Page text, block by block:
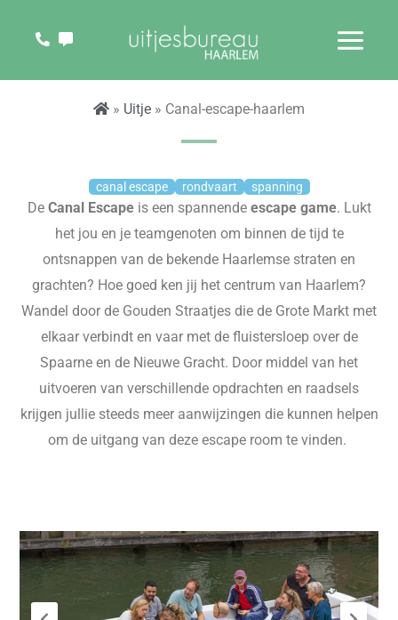
CANAL ESCAPE HAARLEM
» Uitje » Canal-escape-haarlem
canal escape rondvaart spanning
De CanalEscapeis een spannende escape game. Lukt
het jou en je teamgenoten om binnen de tijd te
ontsnappen van de bekende Haarlemse straten en
grachten? Hoe goed ken jij het centrum van Haarlem?
Wandel door de Gouden Straatjes die de Grote Markt met
elkaar verbindt en vaar met de fluistersloep over de
Spaarne en de Nieuwe Gracht. Door middel van het
uitvoeren van verschillende opdrachten en raadsels
krijgen jullie steeds meer aanwijzingen die kunnen helpen
om de uitgang van deze escape room te vinden.